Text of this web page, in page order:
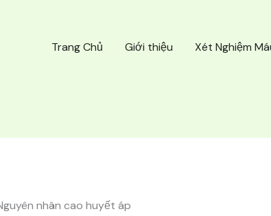
Trang Chủ Giới thiệu Xét Nghiệm